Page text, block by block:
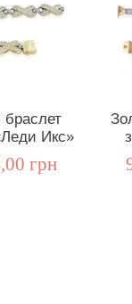
Икс»
грн